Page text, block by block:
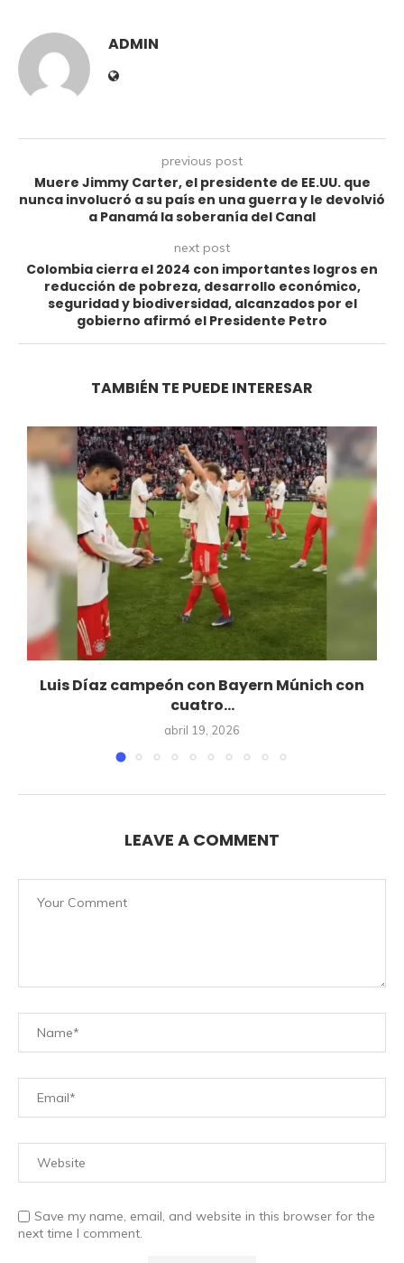
ADMIN
previous post
Muere Jimmy Carter, el presidente de EE.UU. que
nunca involucró a su país en una guerra y le devolvió
a Panamá la soberanía del Canal
next post
Colombia cierra el 2024 con importantes logros en
reducción de pobreza, desarrollo económico,
seguridad y biodiversidad, alcanzados por el
gobierno afirmó el Presidente Petro
TAMBIÉN TE PUEDE INTERESAR
Luis Díaz campeón con Bayern Múnich con
cuatro...
abril 19, 2026
LEAVE A COMMENT
Save my name, email, and website in this browser for the
next time I comment.